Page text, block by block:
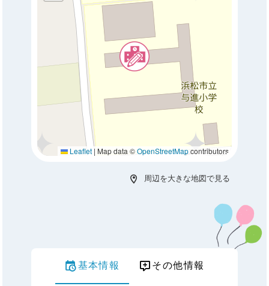
Leaflet | Map data ©OpenStreetMapcontributors
周辺を大きな地図で見る
基本情報 その他情報